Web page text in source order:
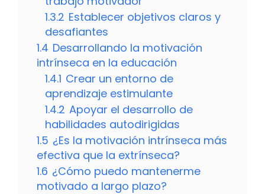
1.3.2 Establecer objetivos claros y
desafiantes
1.4 Desarrollando la motivación
intrínseca en la educación
1.4.1 Crear un entorno de
aprendizaje estimulante
1.4.2 Apoyar el desarrollo de
habilidades autodirigidas
1.5 ¿Es la motivación intrínseca más
efectiva que la extrínseca?
1.6 ¿Cómo puedo mantenerme
motivado a largo plazo?